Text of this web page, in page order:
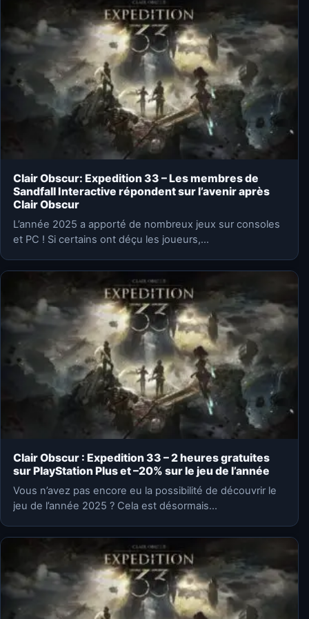
Clair Obscur: Expedition 33 – Les membres de
Sandfall Interactive répondent sur l’avenir après
Clair Obscur
L’année 2025 a apporté de nombreux jeux sur consoles
et PC ! Si certains ont déçu les joueurs,…
Clair Obscur : Expedition 33 – 2 heures gratuites
sur PlayStation Plus et –20% sur le jeu de l’année
Vous n’avez pas encore eu la possibilité de découvrir le
jeu de l’année 2025 ? Cela est désormais…